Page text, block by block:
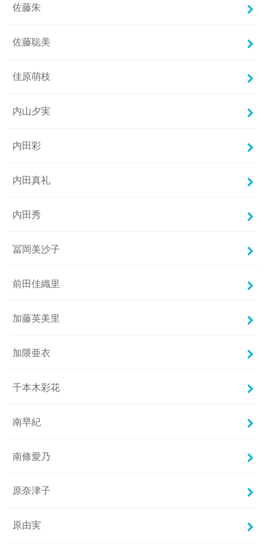
佐藤朱
佐藤聡美
佳原萌枝
内山夕実
内田彩
内田真礼
内田秀
冨岡美沙子
前田佳織里
加藤英美里
加隈亜衣
千本木彩花
南早紀
南條愛乃
原奈津子
原由実